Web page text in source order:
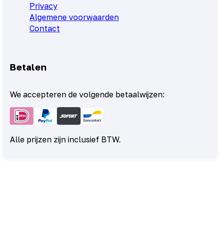
Privacy
Algemene voorwaarden
Contact
Betalen
We accepteren de volgende betaalwijzen:
Alle prijzen zijn inclusief BTW.